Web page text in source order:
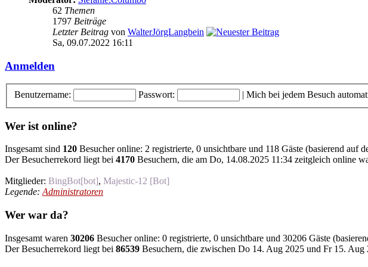
62 Themen
1797 Beiträge
Letzter Beitrag von WalterJörgLangbein
Sa, 09.07.2022 16:11
Anmelden
Benutzername: Passwort: | Mich bei jedem Besuch
Wer ist online?
Insgesamt sind 120 Besucher online: 2 registrierte, 0 unsichtbare und 118 Gäste (basierend auf
Der Besucherrekord liegt bei 4170 Besuchern, die am Do, 14.08.2025 11:34 zeitgleich online
Mitglieder: BingBot[bot], Majestic-12 [Bot]
Legende:Administratoren
Wer war da?
Insgesamt waren 30206 Besucher online: 0 registrierte, 0 unsichtbare und 30206 Gäste
Der Besucherrekord liegt bei 86539 Besuchern, die zwischen Do 14. Aug 2025 und Fr 15. Aug